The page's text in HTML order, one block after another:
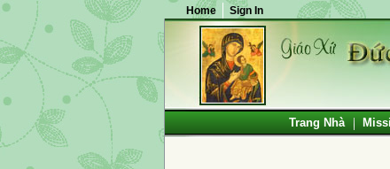
Home Sign In
Trang Nhà